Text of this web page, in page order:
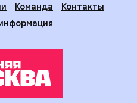
Команда
Контакты